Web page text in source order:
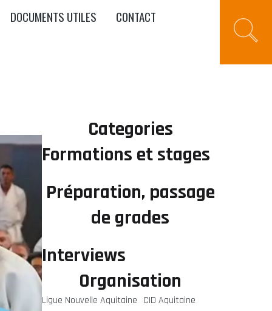
DOCUMENTS UTILES CONTACT
Categories
Formations et stages
Préparation, passage
de grades
Interviews
Organisation
Ligue Nouvelle Aquitaine CID Aquitaine